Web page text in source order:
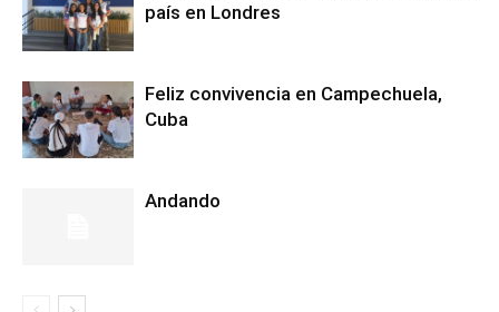
país en Londres
Feliz convivencia en Campechuela,
Cuba
Andando